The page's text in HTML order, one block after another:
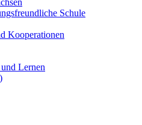
Schule
Kooperationen
Lernen